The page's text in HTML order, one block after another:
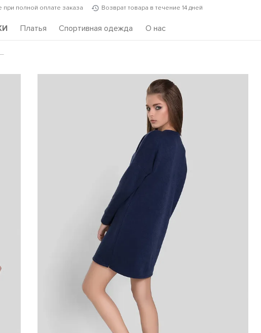
при полной оплате заказа Возврат товара в течение 14 дней
Платья Спортивная одежда О нас